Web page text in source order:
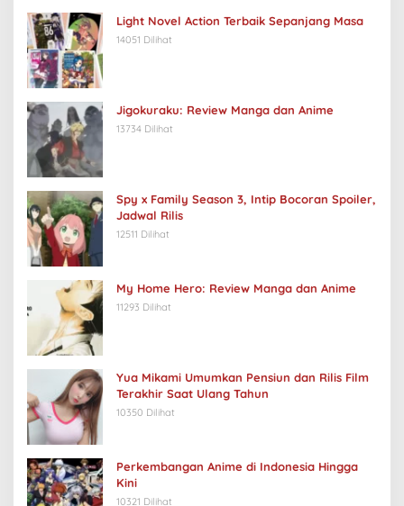
Light Novel Action Terbaik Sepanjang Masa
14051 Dilihat
Jigokuraku: Review Manga dan Anime
13734 Dilihat
Spy x Family Season 3, Intip Bocoran Spoiler,
Jadwal Rilis
12511 Dilihat
My Home Hero: Review Manga dan Anime
11293 Dilihat
Yua Mikami Umumkan Pensiun dan Rilis Film
Terakhir Saat Ulang Tahun
10350 Dilihat
Perkembangan Anime di Indonesia Hingga
Kini
10321 Dilihat